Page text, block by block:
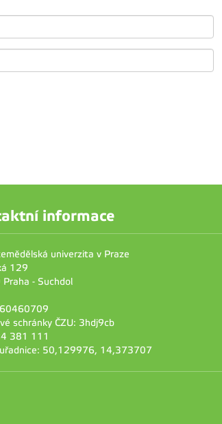
informace
univerzita v Praze
129
- Suchdol
schránky ČZU: 3hdj9cb
381 111
50,129976, 14,373707